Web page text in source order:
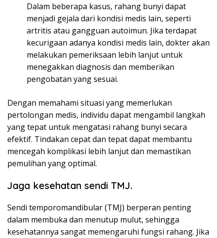
Dalam beberapa kasus, rahang bunyi dapat
menjadi gejala dari kondisi medis lain, seperti
artritis atau gangguan autoimun. Jika terdapat
kecurigaan adanya kondisi medis lain, dokter akan
melakukan pemeriksaan lebih lanjut untuk
menegakkan diagnosis dan memberikan
pengobatan yang sesuai.
Dengan memahami situasi yang memerlukan
pertolongan medis, individu dapat mengambil langkah
yang tepat untuk mengatasi rahang bunyi secara
efektif. Tindakan cepat dan tepat dapat membantu
mencegah komplikasi lebih lanjut dan memastikan
pemulihan yang optimal.
Jaga kesehatan sendi TMJ.
Sendi temporomandibular (TMJ) berperan penting
dalam membuka dan menutup mulut, sehingga
kesehatannya sangat memengaruhi fungsi rahang. Jika